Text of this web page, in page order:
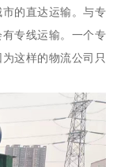
的直达运输。与专
专线运输。一个专
这样的物流公司只